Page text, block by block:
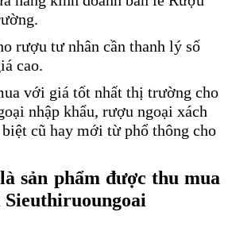
rượu tư nhân cần thanh lý số
cao.
với giá tốt nhất thị trường cho
nhập khẩu, rượu ngoại xách
cũ hay mới từ phổ thông cho
sản phẩm được thu mua